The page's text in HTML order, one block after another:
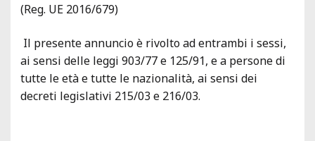
(Reg. UE 2016/679)
Il presente annuncio è rivolto ad entrambi i sessi,
ai sensi delle leggi 903/77 e 125/91, e a persone di
tutte le età e tutte le nazionalità, ai sensi dei
decreti legislativi 215/03 e 216/03.